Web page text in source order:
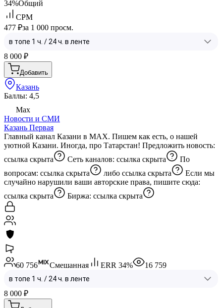
34%Общий
CPM
477 ₽за 1 000 просм.
8 000 ₽
Добавить
Казань
Баллы: 4,5
Max
Новости и СМИ
Казань Первая
Главный канал Казани в MAX. Пишем как есть, о нашей
уютной Казани. Иногда, про Татарстан! Предложить новость:
ссылка скрыта
Сеть каналов: ссылка скрыта
По
вопросам: ссылка скрыта либо ссылка скрыта
Если мы
случайно нарушили ваши авторские права, пишите сюда:
ссылка скрыта
Биржа: ссылка скрыта
60 756 Смешанная ERR 34% 16 759
8 000 ₽